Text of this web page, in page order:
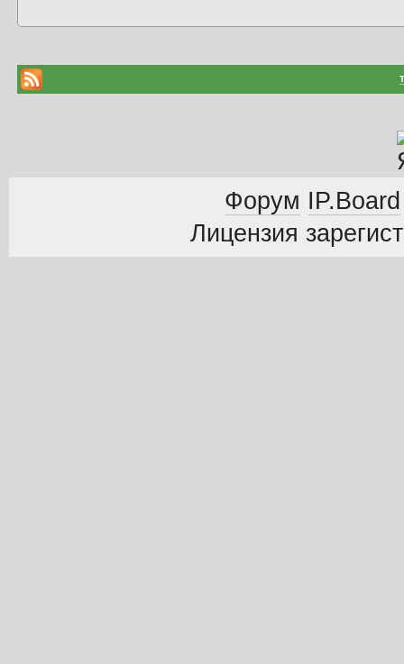
Форум IP.Board
Лицензия